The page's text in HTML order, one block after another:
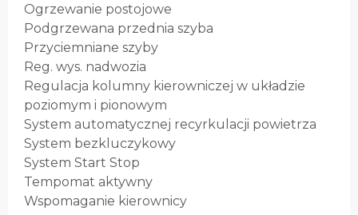
Ogrzewanie postojowe
Podgrzewana przednia szyba
Przyciemniane szyby
Reg. wys. nadwozia
Regulacja kolumny kierowniczej w układzie
poziomym i pionowym
System automatycznej recyrkulacji powietrza
System bezkluczykowy
System Start Stop
Tempomat aktywny
Wspomaganie kierownicy